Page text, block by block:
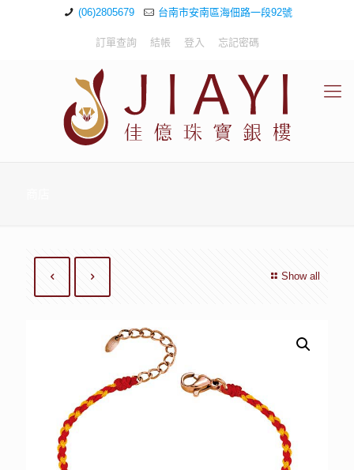
(06)2805679 台南市安南區海佃路一段92號
訂單查詢 結帳 登入 忘記密碼
Show all